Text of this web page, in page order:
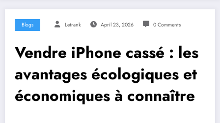
Blogs Letrank April 23, 2026 0 Comments
Vendre iPhone cassé : les
avantages écologiques et
économiques à connaître